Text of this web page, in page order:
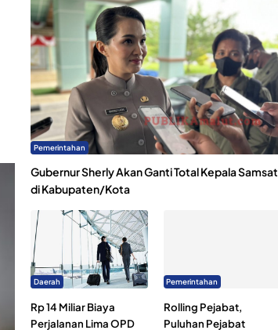
Pemerintahan
Gubernur Sherly Akan Ganti Total Kepala Samsat
di Kabupaten/Kota
Daerah
Rp 14 Miliar Biaya
Perjalanan Lima OPD
Pemerintahan
Rolling Pejabat,
Puluhan Pejabat